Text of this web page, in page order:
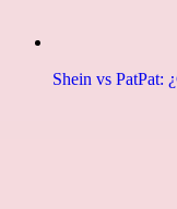
Shein vs PatPat: